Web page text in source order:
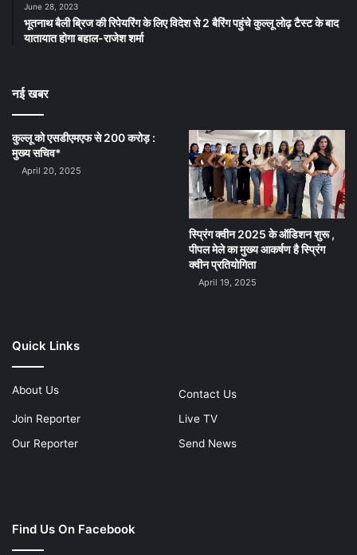
June 28, 2023
भूतनाथ बैली ब्रिज की रिपेयरिंग के लिए विदेश से 2 बैरिंग पहुंचे कुल्लू लोढ़ टैस्ट के बाद
यातायात होगा बहाल-राजेश शर्मा
नई खबर
कुल्लू को एसडीएमएफ से 200 करोड़ :
मुख्य सचिव*
April 20, 2025
स्प्रिंग क्वीन 2025 के ऑडिशन शुरू ,
पीपल मेले का मुख्य आकर्षण है स्प्रिंग
क्वीन प्रतियोगिता
April 19, 2025
Quick Links
About Us
Contact Us
Join Reporter
Live TV
Our Reporter
Send News
Find Us On Facebook